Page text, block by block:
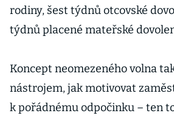
rodiny, šest týdnů otcovské
týdnů placené mateřské
Koncept neomezeného volna
nástrojem, jak motivovat
k pořádnému odpočinku – ten